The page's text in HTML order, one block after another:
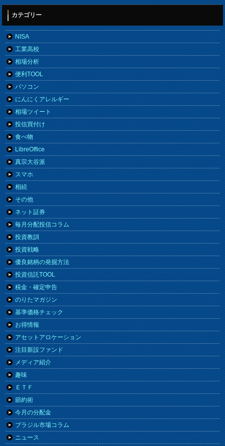
カテゴリー
NISA
工業高校
相場分析
便利TOOL
パソコン
にんにくアレルギー
相場ツイート
投信買付け
食べ物
LibreOffice
真宗大谷派
スマホ
相続
その他
ネット証券
毎月分配投信コラム
投資教訓
投資戦略
優良銘柄の発掘方法
投資信託TOOL
税金・確定申告
のりたマガジン
基準価格チェック
お得情報
アセットアロケーション
注目新設ファンド
メディア紹介
趣味
ＥＴＦ
節約術
今月の分配金
ブラジル市場コラム
ニュース